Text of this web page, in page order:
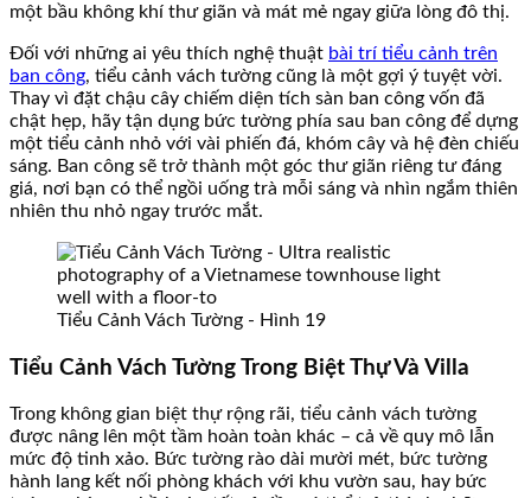
một bầu không khí thư giãn và mát mẻ ngay giữa lòng đô thị.
Đối với những ai yêu thích nghệ thuật bài trí tiểu cảnh trên
ban công, tiểu cảnh vách tường cũng là một gợi ý tuyệt vời.
Thay vì đặt chậu cây chiếm diện tích sàn ban công vốn đã
chật hẹp, hãy tận dụng bức tường phía sau ban công để dựng
một tiểu cảnh nhỏ với vài phiến đá, khóm cây và hệ đèn chiếu
sáng. Ban công sẽ trở thành một góc thư giãn riêng tư đáng
giá, nơi bạn có thể ngồi uống trà mỗi sáng và nhìn ngắm thiên
nhiên thu nhỏ ngay trước mắt.
Tiểu Cảnh Vách Tường - Hình 19
Tiểu Cảnh Vách Tường Trong Biệt Thự Và Villa
Trong không gian biệt thự rộng rãi, tiểu cảnh vách tường
được nâng lên một tầm hoàn toàn khác – cả về quy mô lẫn
mức độ tinh xảo. Bức tường rào dài mười mét, bức tường
hành lang kết nối phòng khách với khu vườn sau, hay bức